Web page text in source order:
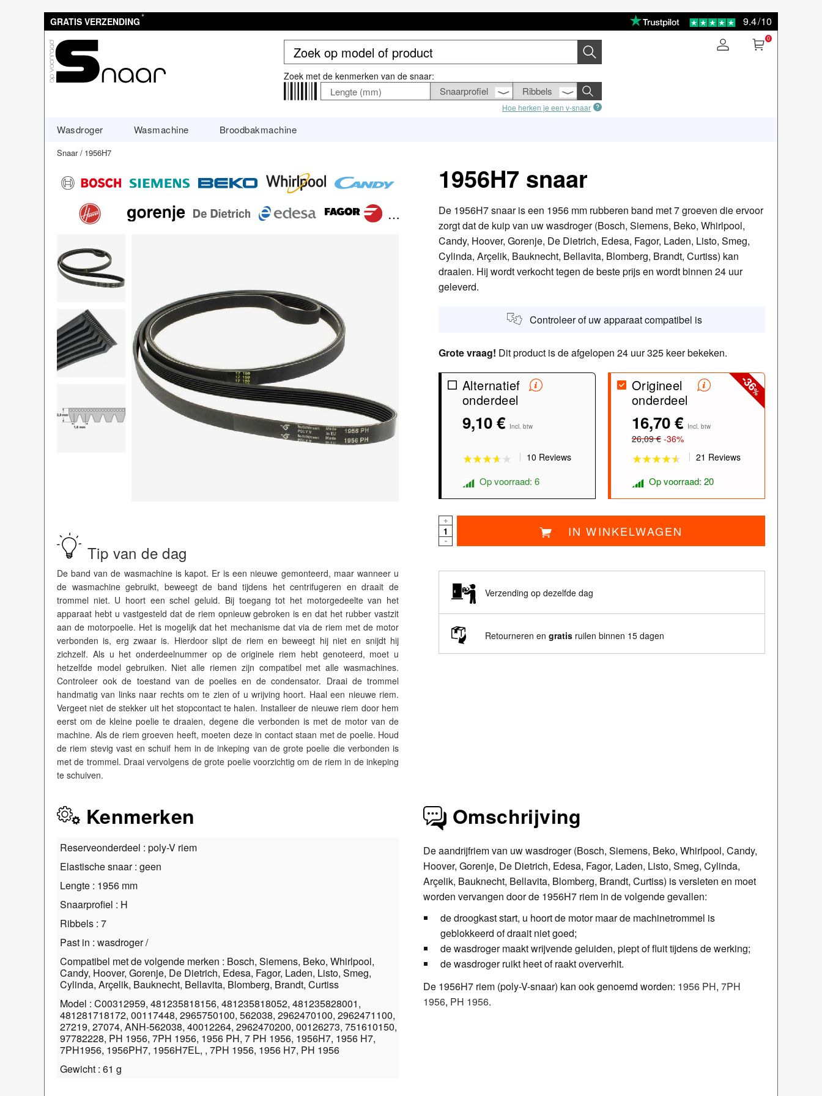
GRATIS VERZENDING* 9.4/10
Zoek met de kenmerken van de snaar:
Hoe herken je een v-snaar
0
Wasdroger Wasmachine Broodbakmachine
Snaar 1956H7
Tip van de dag
De band van de wasmachine is kapot. Er is een nieuwe gemonteerd, maar wanneer u
de wasmachine gebruikt, beweegt de band tijdens het centrifugeren en draait de
trommel niet. U hoort een schel geluid. Bij toegang tot het motorgedeelte van het
apparaat hebt u vastgesteld dat de riem opnieuw gebroken is en dat het rubber vastzit
aan de motorpoelie. Het is mogelijk dat het mechanisme dat via de riem met de motor
verbonden is, erg zwaar is. Hierdoor slipt de riem en beweegt hij niet en snijdt hij
zichzelf. Als u het onderdeelnummer op de originele riem hebt genoteerd, moet u
hetzelfde model gebruiken. Niet alle riemen zijn compatibel met alle wasmachines.
Controleer ook de toestand van de poelies en de condensator. Draai de trommel
handmatig van links naar rechts om te zien of u wrijving hoort. Haal een nieuwe riem.
Vergeet niet de stekker uit het stopcontact te halen. Installeer de nieuwe riem door hem
eerst om de kleine poelie te draaien, degene die verbonden is met de motor van de
machine. Als de riem groeven heeft, moeten deze in contact staan met de poelie. Houd
de riem stevig vast en schuif hem in de inkeping van de grote poelie die verbonden is
met de trommel. Draai vervolgens de grote poelie voorzichtig om de riem in de inkeping
te schuiven.
1956H7 snaar
De 1956H7 snaar is een 1956 mm rubberen band met 7 groeven die ervoor
zorgt dat de kuip van uw wasdroger (Bosch, Siemens, Beko, Whirlpool,
Candy, Hoover, Gorenje, De Dietrich, Edesa, Fagor, Laden, Listo, Smeg,
Cylinda, Arçelik, Bauknecht, Bellavita, Blomberg, Brandt, Curtiss) kan
draaien. Hij wordt verkocht tegen de beste prijs en wordt binnen 24 uur
geleverd.
Controleer of uw apparaat compatibel is
Grote vraag! Dit product is de afgelopen 24 uur 325 keer bekeken.
Alternatief
onderdeel
9,10 € Incl. btw
★★★★★
★★★★★
10 Reviews
Op voorraad: 6
-36
%
Origineel
onderdeel
16,70 € Incl. btw
26,09 € -36%
21 Reviews
Op voorraad: 20
+
-
IN WINKELWAGEN
Verzending op dezelfde dag
Retourneren en gratis ruilen binnen 15 dagen
Kenmerken
Reserveonderdeel : poly-V riem
Elastische snaar : geen
Lengte : 1956 mm
Snaarprofiel : H
Ribbels : 7
Past in : wasdroger /
Compatibel met de volgende merken : Bosch, Siemens, Beko, Whirlpool,
Candy, Hoover, Gorenje, De Dietrich, Edesa, Fagor, Laden, Listo, Smeg,
Cylinda, Arçelik, Bauknecht, Bellavita, Blomberg, Brandt, Curtiss
Model : C00312959, 481235818156, 481235818052, 481235828001,
481281718172, 00117448, 2965750100, 562038, 2962470100, 2962471100,
27219, 27074, ANH-562038, 40012264, 2962470200, 00126273, 751610150,
97782228, PH 1956, 7PH 1956, 1956 PH, 7 PH 1956, 1956H7, 1956 H7,
7PH1956, 1956PH7, 1956H7EL, , 7PH 1956, 1956 H7, PH 1956
Gewicht : 61 g
Omschrijving
De aandrijfriem van uw wasdroger (Bosch, Siemens, Beko, Whirlpool, Candy,
Hoover, Gorenje, De Dietrich, Edesa, Fagor, Laden, Listo, Smeg, Cylinda,
Arçelik, Bauknecht, Bellavita, Blomberg, Brandt, Curtiss) is versleten en moet
worden vervangen door de 1956H7 riem in de volgende gevallen:
de droogkast start, u hoort de motor maar de machinetrommel is
geblokkeerd of draait niet goed;
de wasdroger maakt wrijvende geluiden, piept of fluit tijdens de werking;
de wasdroger ruikt heet of raakt oververhit.
De 1956H7 riem (poly-V-snaar) kan ook genoemd worden: 1956 PH, 7PH
1956, PH 1956.